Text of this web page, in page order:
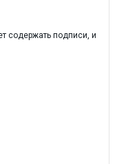
содержать подписи, и